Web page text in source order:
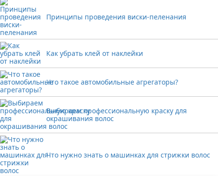
Принципы проведения виски-пеленания
Как убрать клей от наклейки
Что такое автомобильные агрегаторы?
Выбираем профессиональную краску для
окрашивания волос
Что нужно знать о машинках для стрижки волос